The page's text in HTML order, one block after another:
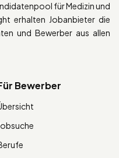
für Medizin und
erhalten Jobanbieter die
und Bewerber aus allen
Bewerber